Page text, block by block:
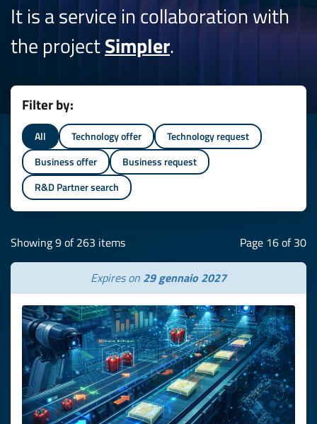
It is a service in collaboration with
the projectSimpler.
Filter by:
All Technology offer
Technology request
Business offer
Business request
R&D Partner search
Showing 9 of 263 items Page 16 of 30
Expires on 29 gennaio 2027